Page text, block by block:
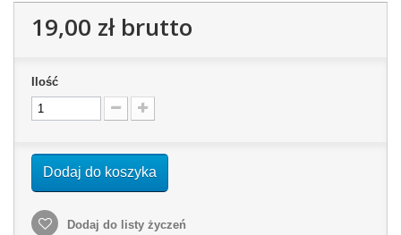
19,00 złbrutto
Ilość
Dodaj do koszyka
Dodaj do listy życzeń